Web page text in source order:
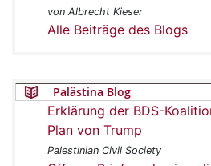
von Albrecht Kieser
Alle Beiträge des Blogs
Palästina Blog
Erklärung der BDS-
Plan von Trump
Palestinian Civil Society